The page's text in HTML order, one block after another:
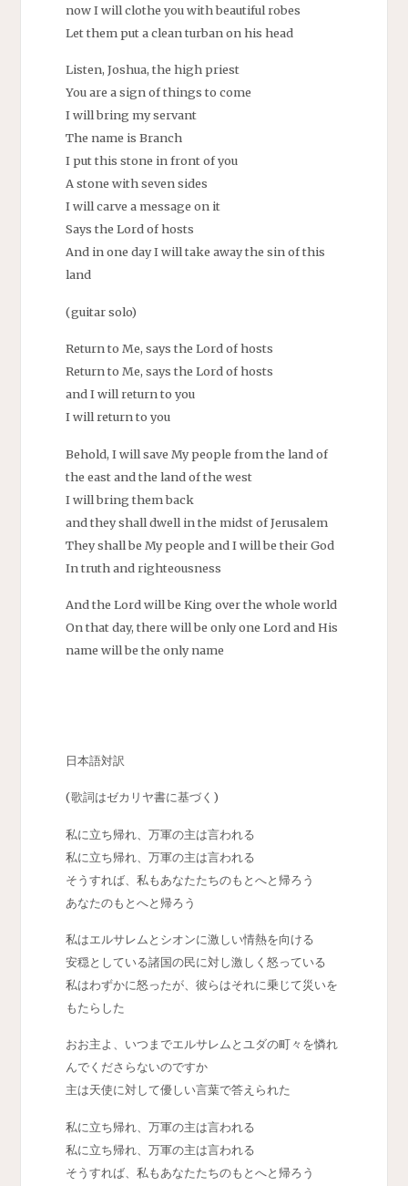
now I will clothe you with beautiful robes
Let them put a clean turban on his head
Listen, Joshua, the high priest
You are a sign of things to come
I will bring my servant
The name is Branch
I put this stone in front of you
A stone with seven sides
I will carve a message on it
Says the Lord of hosts
And in one day I will take away the sin of this
land
(guitar solo)
Return to Me, says the Lord of hosts
Return to Me, says the Lord of hosts
and I will return to you
I will return to you
Behold, I will save My people from the land of
the east and the land of the west
I will bring them back
and they shall dwell in the midst of Jerusalem
They shall be My people and I will be their God
In truth and righteousness
And the Lord will be King over the whole world
On that day, there will be only one Lord and His
name will be the only name
日本語対訳
(歌詞はゼカリヤ書に基づく)
私に立ち帰れ、万軍の主は言われる
私に立ち帰れ、万軍の主は言われる
そうすれば、私もあなたたちのもとへと帰ろう
あなたのもとへと帰ろう
私はエルサレムとシオンに激しい情熱を向ける
安穏としている諸国の民に対し激しく怒っている
私はわずかに怒ったが、彼らはそれに乗じて災いを
もたらした
おお主よ、いつまでエルサレムとユダの町々を憐れ
んでくださらないのですか
主は天使に対して優しい言葉で答えられた
私に立ち帰れ、万軍の主は言われる
私に立ち帰れ、万軍の主は言われる
そうすれば、私もあなたたちのもとへと帰ろう